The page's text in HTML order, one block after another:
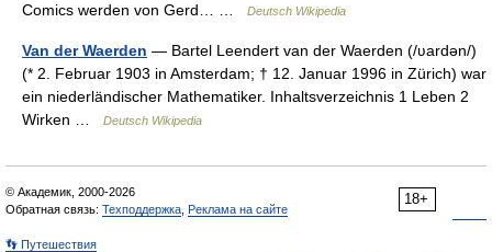
Comics werden von Gerd… …
Deutsch Wikipedia
Van der Waerden — Bartel Leendert van der Waerden (/ʋardən/)
(* 2. Februar 1903 in Amsterdam; † 12. Januar 1996 in Zürich) war
ein niederländischer Mathematiker. Inhaltsverzeichnis 1 Leben 2
Wirken …
Deutsch Wikipedia
18+
© Академик, 2000-2026
Обратная связь: Техподдержка Реклама на сайте
👣 Путешествия